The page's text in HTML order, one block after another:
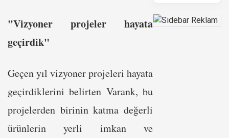
"Vizyoner projeler hayata
geçirdik"
Geçen yıl vizyoner projeleri hayata
geçirdiklerini belirten Varank, bu
projelerden birinin katma değerli
ürünlerin yerli imkan ve